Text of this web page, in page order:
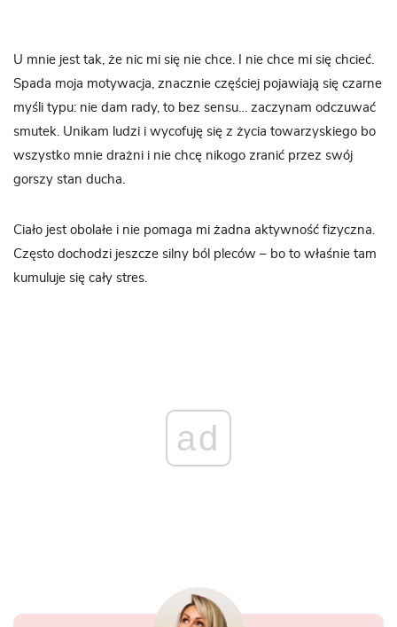
U mnie jest tak, że nic mi się nie chce. I nie chce mi się chcieć.
Spada moja motywacja, znacznie częściej pojawiają się czarne
myśli typu: nie dam rady, to bez sensu… zaczynam odczuwać
smutek. Unikam ludzi i wycofuję się z życia towarzyskiego bo
wszystko mnie drażni i nie chcę nikogo zranić przez swój
gorszy stan ducha.
Ciało jest obolałe i nie pomaga mi żadna aktywność fizyczna.
Często dochodzi jeszcze silny ból pleców – bo to właśnie tam
kumuluje się cały stres.
ad